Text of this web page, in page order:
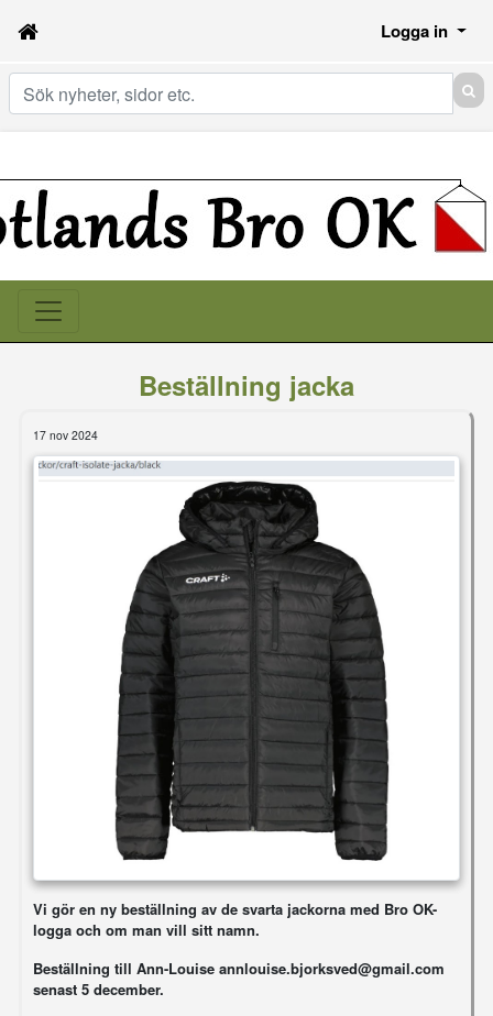
Logga in
Sök
Beställning jacka
17 nov 2024
Vi gör en ny beställning av de svarta jackorna med Bro OK-
logga och om man vill sitt namn.
Beställning till Ann-Louise annlouise.bjorksved@gmail.com
senast 5 december.